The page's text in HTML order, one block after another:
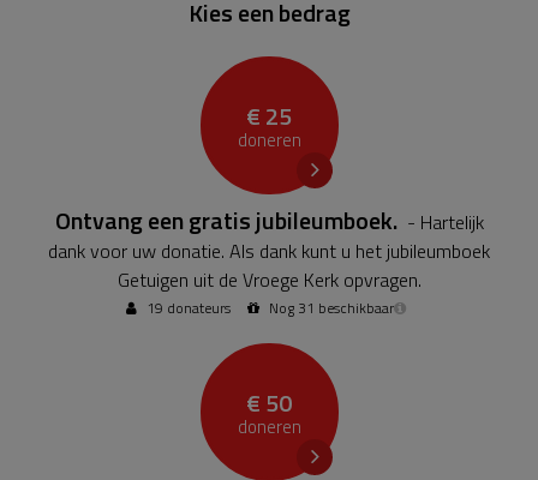
Kies een bedrag
€ 25
doneren
Ontvang een gratis jubileumboek. - Hartelijk
dank voor uw donatie. Als dank kunt u het jubileumboek
Getuigen uit de Vroege Kerk opvragen.
19 donateurs Nog 31 beschikbaar
€ 50
doneren